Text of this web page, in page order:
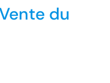
du